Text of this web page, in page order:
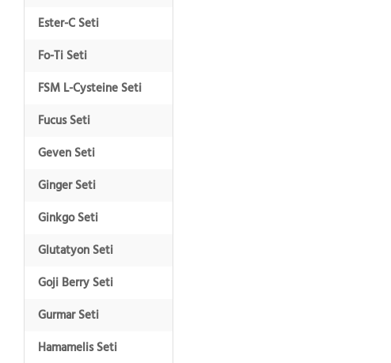
Ester-C Seti
Fo-Ti Seti
FSM L-Cysteine Seti
Fucus Seti
Geven Seti
Ginger Seti
Ginkgo Seti
Glutatyon Seti
Goji Berry Seti
Gurmar Seti
Hamamelis Seti